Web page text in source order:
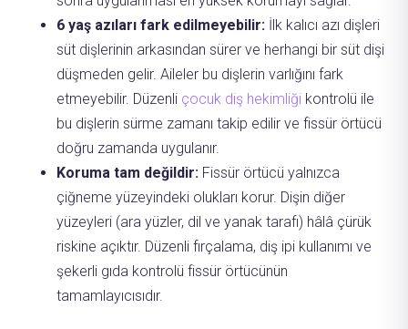
6 yaş azıları fark edilmeyebilir: İlk kalıcı azı dişleri
süt dişlerinin arkasından sürer ve herhangi bir süt dişi
düşmeden gelir. Aileler bu dişlerin varlığını fark
etmeyebilir. Düzenli çocuk diş hekimliği kontrolü ile
bu dişlerin sürme zamanı takip edilir ve fissür örtücü
doğru zamanda uygulanır.
Koruma tam değildir: Fissür örtücü yalnızca
çiğneme yüzeyindeki olukları korur. Dişin diğer
yüzeyleri (ara yüzler, dil ve yanak tarafı) hâlâ çürük
riskine açıktır. Düzenli fırçalama, diş ipi kullanımı ve
şekerli gıda kontrolü fissür örtücünün
tamamlayıcısıdır.